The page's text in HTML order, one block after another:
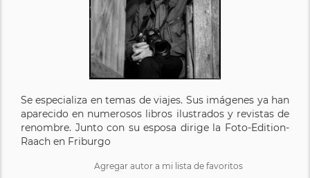
Se especializa en temas de viajes. Sus imágenes ya han
aparecido en numerosos libros ilustrados y revistas de
renombre. Junto con su esposa dirige la Foto-Edition-
Raach en Friburgo
Agregar autor a mi lista de favoritos